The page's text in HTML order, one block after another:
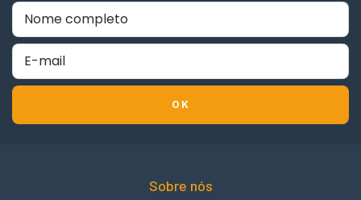
Sobre nós